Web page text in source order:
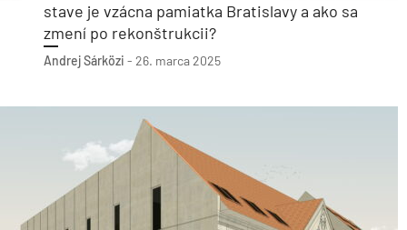
stave je vzácna pamiatka Bratislavy a ako sa
zmení po rekonštrukcii?
Andrej Sárközi - 26. marca 2025